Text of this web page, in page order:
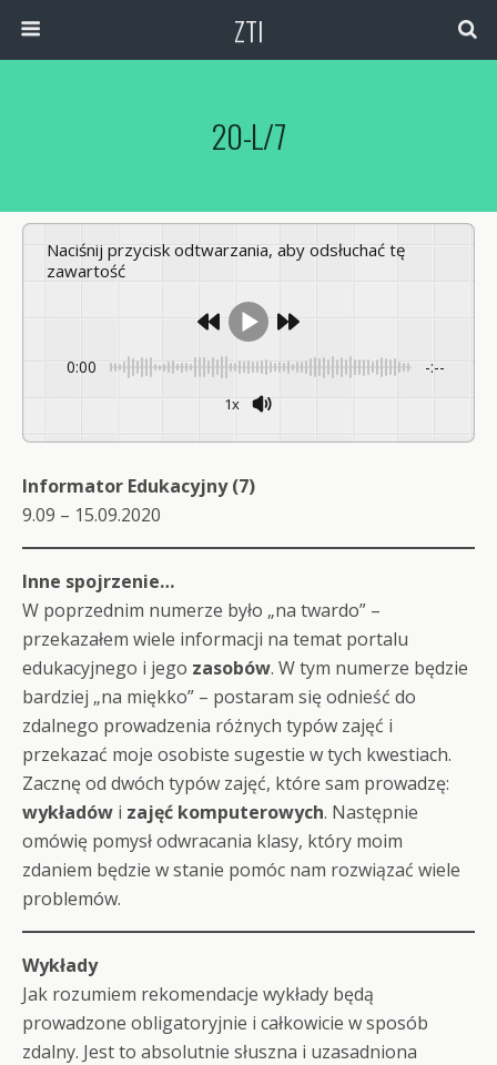
ZTI
20-L/7
Naciśnij przycisk odtwarzania, aby odsłuchać tę
zawartość
0:00 -:--
1x
Informator Edukacyjny (7)
9.09 – 15.09.2020
Inne spojrzenie…
W poprzednim numerze było „na twardo” –
przekazałem wiele informacji na temat portalu
edukacyjnego i jego zasobów. W tym numerze będzie
bardziej „na miękko” – postaram się odnieść do
zdalnego prowadzenia różnych typów zajęć i
przekazać moje osobiste sugestie w tych kwestiach.
Zacznę od dwóch typów zajęć, które sam prowadzę:
wykładów i zajęć komputerowych. Następnie
omówię pomysł odwracania klasy, który moim
zdaniem będzie w stanie pomóc nam rozwiązać wiele
problemów.
Wykłady
Jak rozumiem rekomendacje wykłady będą
prowadzone obligatoryjnie i całkowicie w sposób
zdalny. Jest to absolutnie słuszna i uzasadniona